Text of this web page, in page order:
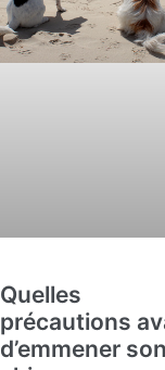
Quelles
précautions
d’emmener son